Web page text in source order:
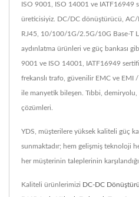
ISO 9001, ISO 14001 ve IATF16949
üreticisiyiz. DC/DC dönüştürücü,
RJ45, 10/100/1G/2.5G/10G Base-T
aydınlatma ürünleri ve güç bankası
9001 ve ISO 14001, IATF16949
frekanslı trafo, güvenilir EMC ve EMI
ile manyetik bileşen. Tıbbi,
çözümleri.
YDS, müşterilere yüksek kaliteli güç
sunmaktadır; hem gelişmiş teknoloji
her müşterinin taleplerinin
Kaliteli ürünlerimizi DC-DC